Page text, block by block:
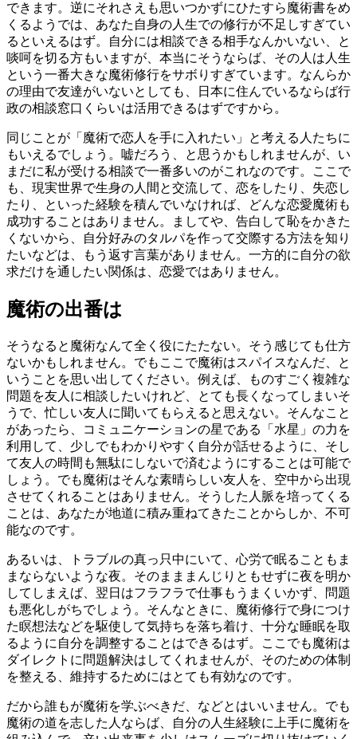
できます。逆にそれさえも思いつかずにひたすら魔術書をめ
くるようでは、あなた自身の人生での修行が不足しすぎてい
るといえるはず。自分には相談できる相手なんかいない、と
啖呵を切る方もいますが、本当にそうならば、その人は人生
という一番大きな魔術修行をサボりすぎています。なんらか
の理由で友達がいないとしても、日本に住んでいるならば行
政の相談窓口くらいは活用できるはずですから。
同じことが「魔術で恋人を手に入れたい」と考える人たちに
もいえるでしょう。嘘だろう、と思うかもしれませんが、い
まだに私が受ける相談で一番多いのがこれなのです。ここで
も、現実世界で生身の人間と交流して、恋をしたり、失恋し
たり、といった経験を積んでいなければ、どんな恋愛魔術も
成功することはありません。ましてや、告白して恥をかきた
くないから、自分好みのタルパを作って交際する方法を知り
たいなどは、もう返す言葉がありません。一方的に自分の欲
求だけを通したい関係は、恋愛ではありません。
魔術の出番は
そうなると魔術なんて全く役にたたない。そう感じても仕方
ないかもしれません。でもここで魔術はスパイスなんだ、と
いうことを思い出してください。例えば、ものすごく複雑な
問題を友人に相談したいけれど、とても長くなってしまいそ
うで、忙しい友人に聞いてもらえると思えない。そんなこと
があったら、コミュニケーションの星である「水星」の力を
利用して、少しでもわかりやすく自分が話せるように、そし
て友人の時間も無駄にしないで済むようにすることは可能で
しょう。でも魔術はそんな素晴らしい友人を、空中から出現
させてくれることはありません。そうした人脈を培ってくる
ことは、あなたが地道に積み重ねてきたことからしか、不可
能なのです。
あるいは、トラブルの真っ只中にいて、心労で眠ることもま
まならないような夜。そのまままんじりともせずに夜を明か
してしまえば、翌日はフラフラで仕事もうまくいかず、問題
も悪化しがちでしょう。そんなときに、魔術修行で身につけ
た瞑想法などを駆使して気持ちを落ち着け、十分な睡眠を取
るように自分を調整することはできるはず。ここでも魔術は
ダイレクトに問題解決はしてくれませんが、そのための体制
を整える、維持するためにはとても有効なのです。
だから誰もが魔術を学ぶべきだ、などとはいいません。でも
魔術の道を志した人ならば、自分の人生経験に上手に魔術を